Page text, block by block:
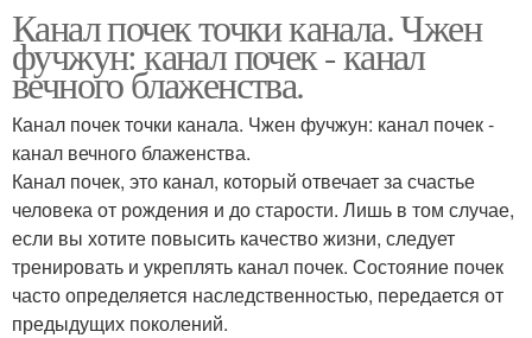
Канал почек точки канала. Чжен
фучжун: канал почек - канал
вечного блаженства.
Канал почек точки канала. Чжен фучжун: канал почек -
канал вечного блаженства.
Канал почек, это канал, который отвечает за счастье
человека от рождения и до старости. Лишь в том случае,
если вы хотите повысить качество жизни, следует
тренировать и укреплять канал почек. Состояние почек
часто определяется наследственностью, передается от
предыдущих поколений.